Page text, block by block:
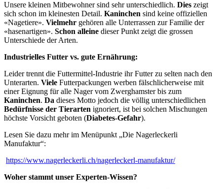
Unsere kleinen Mitbewohner sind sehr unterschiedlich. Dies zeigt
sich schon im kleinesten Detail. Kaninchen sind keine offiziellen
«Nagetiere». Vielmehr gehören alle Unterrassen zur Familie der
«hasenartigen». Schon alleine dieser Punkt zeigt die grossen
Unterschiede der Arten.
Industrielles Futter vs. gute Ernährung:
Leider trennt die Futtermittel-Industrie ihr Futter zu selten nach den
Unterarten. Viele Futterpackungen werben fälschlicherweise mit
einer Eignung für alle Nager vom Zwerghamster bis zum
Kaninchen. Da dieses Motto jedoch die völlig unterschiedlichen
Bedürfnisse der Tierarten ignoriert, ist bei solchen Mischungen
höchste Vorsicht geboten (Diabetes-Gefahr).
Lesen Sie dazu mehr im Menüpunkt „Die Nagerleckerli
Manufaktur“:
https://www.nagerleckerli.ch/nagerleckerl-manufaktur/
Woher stammt unser Experten-Wissen?